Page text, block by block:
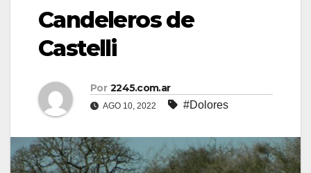
Candeleros de
Castelli
Por 2245.com.ar
AGO 10, 2022 #Dolores